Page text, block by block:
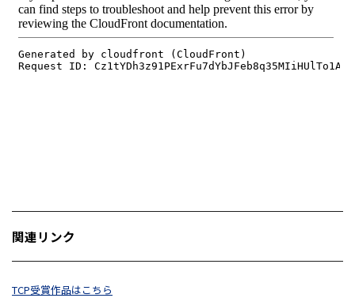
関連リンク
TCP受賞作品はこちら